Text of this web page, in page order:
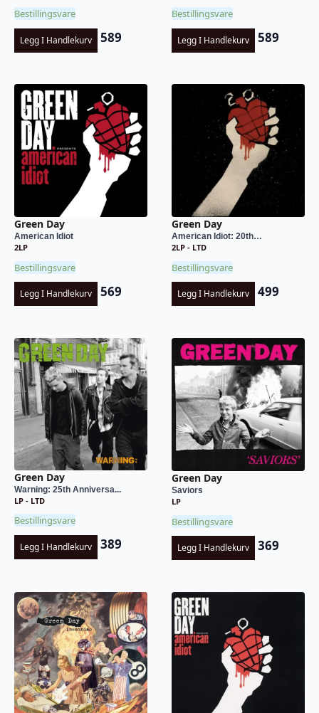
Bestillingsvare
Legg I Handlekurv 589
Bestillingsvare
Legg I Handlekurv 589
Green Day
American Idiot
2LP
Bestillingsvare
Legg I Handlekurv 569
Green Day
American Idiot: 20th…
2LP - LTD
Bestillingsvare
Legg I Handlekurv 499
Green Day
Warning: 25th Anniversa...
LP - LTD
Bestillingsvare
Legg I Handlekurv 389
Green Day
Saviors
LP
Bestillingsvare
Legg I Handlekurv 369